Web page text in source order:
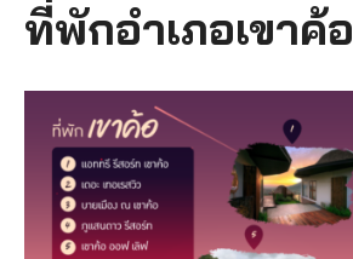
ที่พักอำเภอเขาค้อ